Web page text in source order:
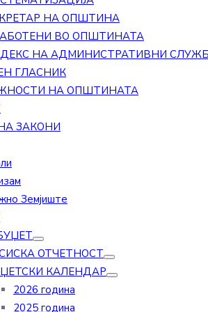
НА ОПШТИНА
ВО ОПШТИНАТА
НА АДМИНИСТРАТИВНИ
ГЛАСНИК
НА ОПШТИНАТА
ЗАКОНИ
Земјиште
ОТЧЕТНОСТ
КАЛЕНДАР
2026 година
2025 година